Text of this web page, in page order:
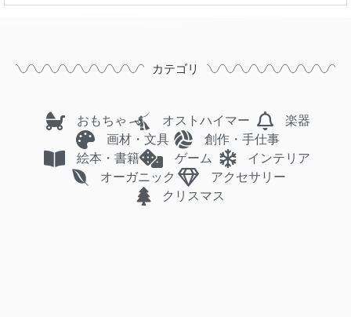
カテゴリ
おもちゃ オストハイマー
楽器
画材・文具
創作・手仕事
絵本・書籍
ゲーム
インテリア
オーガニック
アクセサリー
クリスマス